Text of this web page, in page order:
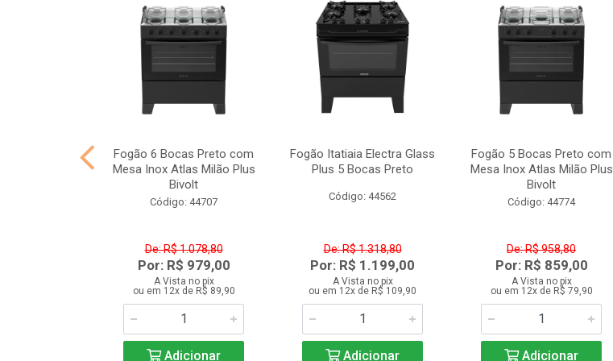
Fogão 6 Bocas Preto com
Mesa Inox Atlas Milão Plus
Bivolt
Código: 44707
De: R$ 1.078,80
Por: R$ 979,00
A Vista no pix
ou em 12x de R$ 89,90
Adicionar
Fogão Itatiaia Electra Glass
Plus 5 Bocas Preto
Código: 44562
De: R$ 1.318,80
Por: R$ 1.199,00
A Vista no pix
ou em 12x de R$ 109,90
Adicionar
Fogão 5 Bocas Preto com
Mesa Inox Atlas Milão Plus
Bivolt
Código: 44774
De: R$ 958,80
Por: R$ 859,00
A Vista no pix
ou em 12x de R$ 79,90
Adicionar